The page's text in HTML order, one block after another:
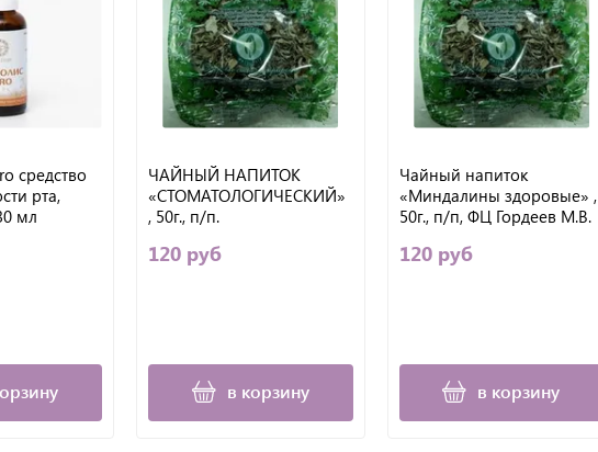
средство
рта,
мл
ЧАЙНЫЙ НАПИТОК
«СТОМАТОЛОГИЧЕСКИЙ»
, 50г., п/п.
120 руб
в корзину
Чайный напиток
«Миндалины здоровые» ,
50г., п/п, ФЦ Гордеев М.В.
120 руб
в корзину